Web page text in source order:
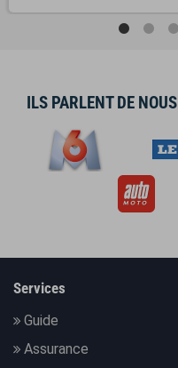
ILS PARLENT DE NOUS
Services
Guide
Assurance